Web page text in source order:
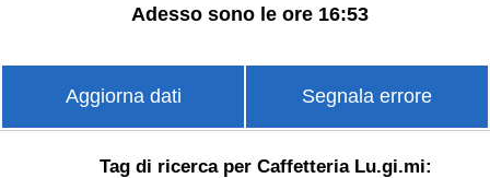
Adesso sono le ore 16:53
Aggiorna dati Segnala errore
Tag di ricerca per Caffetteria Lu.gi.mi: